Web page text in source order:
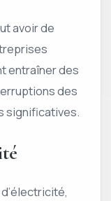
avoir de
entraîner des
des
significatives.